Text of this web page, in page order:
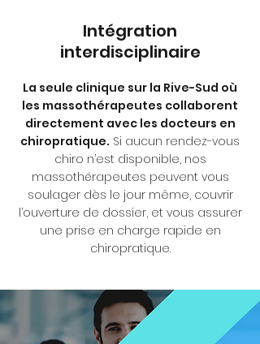
Intégration
interdisciplinaire
La seule clinique sur la Rive-Sud où
les massothérapeutes collaborent
directement avec les docteurs en
chiropratique. Si aucun rendez-vous
chiro n’est disponible, nos
massothérapeutes peuvent vous
soulager dès le jour même, couvrir
l’ouverture de dossier, et vous assurer
une prise en charge rapide en
chiropratique.